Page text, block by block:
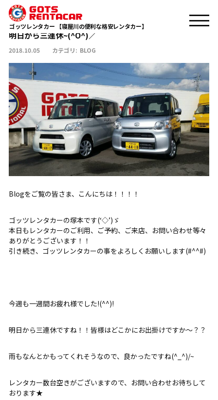
ゴッツレンタカー 【寝屋川の便利な格安レンタカー】
TOP BLOG
明日から三連休~(^O^)／
2018.10.05 カテゴリ: BLOG
Blogをご覧の皆さま、こんにちは！！！！
ゴッツレンタカーの塚本です(‘◇’)ゞ
本日もレンタカーのご利用、ご予約、ご来店、お問い合わせ等々
ありがとうございます！！
引き続き、ゴッツレンタカーの事をよろしくお願いします(#^^#)
今週も一週間お疲れ様でした!(^^)!
明日から三連休ですね！！皆様はどこかにお出掛けですか～？？
雨もなんとかもってくれそうなので、良かったですね(^_^)/~
レンタカー数台空きがございますので、お問い合わせお待ちして
おります★